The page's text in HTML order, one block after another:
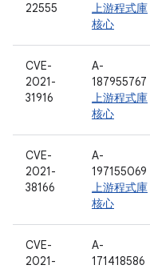
22555
上游程式庫
核心
CVE-
2021-
31916
A-
187955767
上游程式庫
核心
CVE-
2021-
38166
A-
197155069
上游程式庫
核心
CVE-
2021-
A-
171418586